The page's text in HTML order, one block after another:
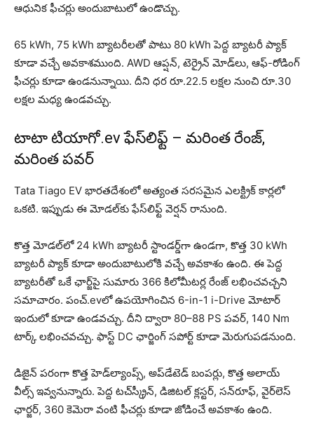
ఆధునిక ఫీచర్లు అందుబాటులో ఉండొచ్చు.
65 kWh, 75 kWh బ్యాటరీలతో పాటు 80 kWh పెద్ద బ్యాటరీ ప్యాక్
కూడా వచ్చే అవకాశముంది. AWD ఆప్షన్, టెర్రైన్ మోడ్‌లు, ఆఫ్-రోడింగ్
ఫీచర్లు కూడా ఉండనున్నాయి. దీని ధర రూ.22.5 లక్షల నుంచి రూ.30
లక్షల మధ్య ఉండవచ్చు.
టాటా టియాగో.ev ఫేస్‌లిఫ్ట్ – మరింత రేంజ్,
మరింత పవర్
Tata Tiago EV భారతదేశంలో అత్యంత సరసమైన ఎలక్ట్రిక్ కార్లలో
ఒకటి. ఇప్పుడు ఈ మోడల్‌కు ఫేస్‌లిఫ్ట్ వెర్షన్ రానుంది.
కొత్త మోడల్‌లో 24 kWh బ్యాటరీ స్టాండర్డ్‌గా ఉండగా, కొత్త 30 kWh
బ్యాటరీ ప్యాక్ కూడా అందుబాటులోకి వచ్చే అవకాశం ఉంది. ఈ పెద్ద
బ్యాటరీతో ఒకే ఛార్జ్‌పై సుమారు 366 కిలోమీటర్ల రేంజ్ లభించవచ్చని
సమాచారం. పంచ్.evలో ఉపయోగించిన 6-in-1 i-Drive మోటార్
ఇందులో కూడా ఉండవచ్చు. దీని ద్వారా 80–88 PS పవర్, 140 Nm
టార్క్ లభించవచ్చు. ఫాస్ట్ DC ఛార్జింగ్ సపోర్ట్ కూడా మెరుగుపడనుంది.
డిజైన్ పరంగా కొత్త హెడ్‌ల్యాంప్స్, అప్‌డేటెడ్ బంపర్లు, కొత్త అలాయ్
వీల్స్ ఇవ్వనున్నారు. పెద్ద టచ్‌స్క్రీన్, డిజిటల్ క్లస్టర్, సన్‌రూఫ్, వైర్‌లెస్
ఛార్జర్, 360 కెమెరా వంటి ఫీచర్లు కూడా జోడించే అవకాశం ఉంది.